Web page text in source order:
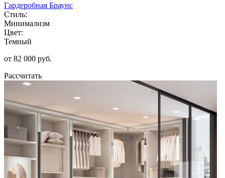
Гардеробная Браунс
Стиль:
Минимализм
Цвет:
Темный
от 82 000 руб.
Рассчитать